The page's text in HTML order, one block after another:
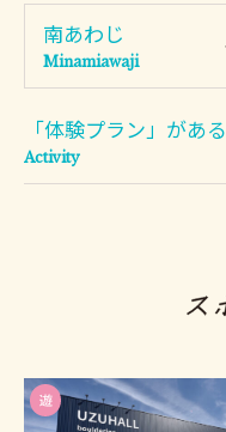
南あわじ
Minamiawaji
「体験プラン」がある
Activity